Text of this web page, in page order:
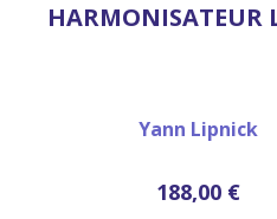
HARMONISATEUR
Yann Lipnick
188,00 €